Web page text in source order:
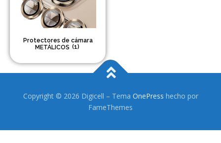
Auriculares con Cable
Repuestos
Protectores de cámara
METÁLICOS (1)
Copyright © 2026 Digicell – Tema OnePress hecho por
FameThemes